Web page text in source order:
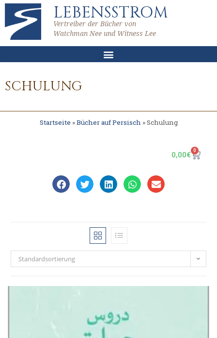
LEBENSSTROM
Vertreiber der Bücher von
Watchman Nee und Witness Lee
SCHULUNG
Startseite »Bücher auf Persisch»Schulung
0,00€ 0
Standardsortierung